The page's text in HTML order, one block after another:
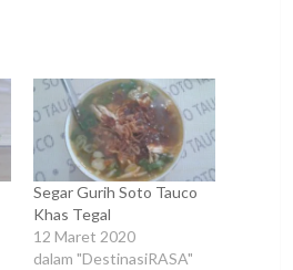
Segar Gurih Soto Tauco
Khas Tegal
12 Maret 2020
dalam "DestinasiRASA"